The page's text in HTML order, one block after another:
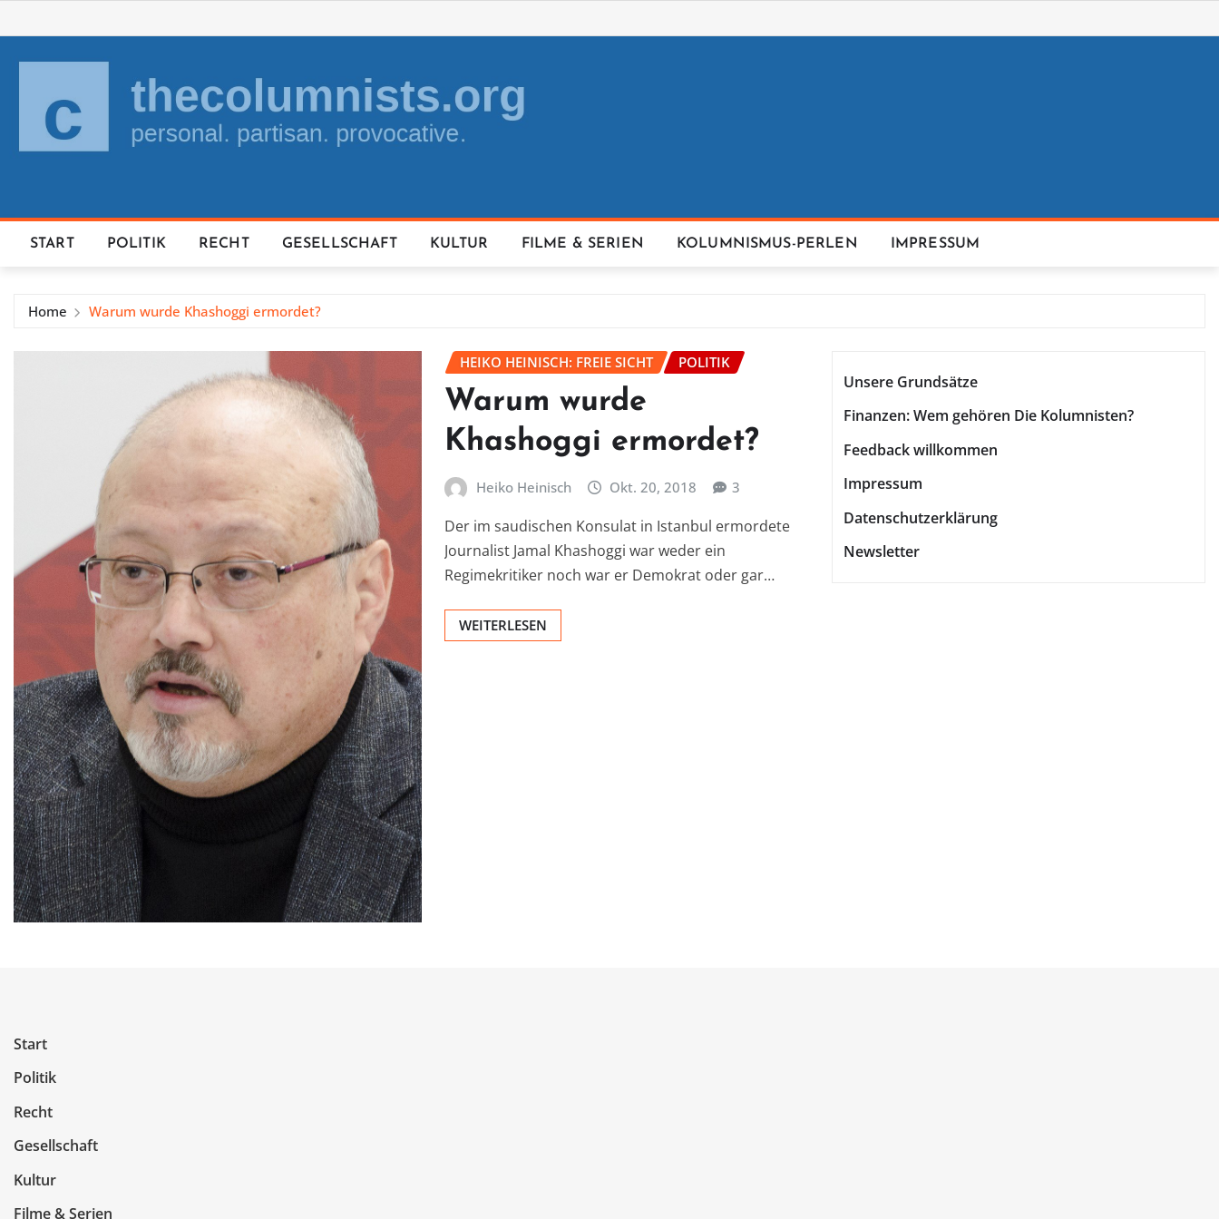
to
content
START POLITIK RECHT GESELLSCHAFT KULTUR FILME & SERIEN KOLUMNISMUS-PERLEN IMPRESSUM
Home Warum wurde Khashoggi ermordet?
HEIKO HEINISCH: FREIE SICHT POLITIK
Warum wurde
Khashoggi ermordet?
Heiko Heinisch Okt. 20, 2018 3
Der im saudischen Konsulat in Istanbul ermordete
Journalist Jamal Khashoggi war weder ein
Regimekritiker noch war er Demokrat oder gar…
WEITERLESEN
Unsere Grundsätze
Finanzen: Wem gehören Die Kolumnisten?
Feedback willkommen
Impressum
Datenschutzerklärung
Newsletter
Start
Politik
Recht
Gesellschaft
Kultur
Filme & Serien